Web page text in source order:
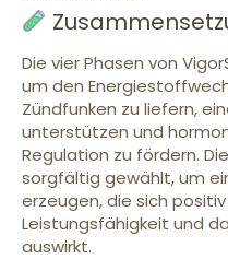
Die vier Phasen von
um den
Zündfunken zu liefern,
unterstützen und
Regulation zu fördern.
sorgfältig gewählt, um
erzeugen, die sich
Leistungsfähigkeit und
auswirkt.